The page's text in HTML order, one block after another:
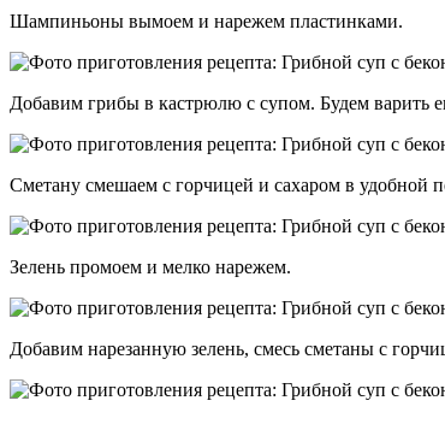
Шампиньоны вымоем и нарежем пластинками.
Добавим грибы в кастрюлю с супом. Будем варить
Сметану смешаем с горчицей и сахаром в удобной
Зелень промоем и мелко нарежем.
Добавим нарезанную зелень, смесь сметаны с